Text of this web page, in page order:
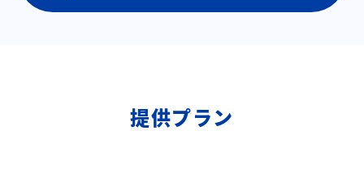
提供プラン